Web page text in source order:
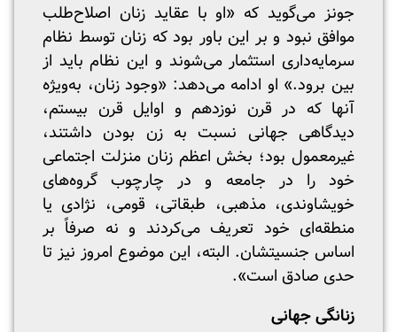
جونز می‌گوید که «او با عقاید زنان اصلاح‌طلب
موافق نبود و بر این باور بود که زنان توسط نظام
سرمایه‌داری استثمار می‌شوند و این نظام باید از
بین برود.» او ادامه می‌دهد: «وجود زنان، به‌ویژه
آنها که در قرن نوزدهم و اوایل قرن بیستم،
دیدگاهی جهانی نسبت به زن بودن داشتند،
غیرمعمول بود؛ بخش اعظم زنان منزلت اجتماعی
خود را در جامعه و در چارچوب گروه‌های
خویشاوندی، مذهبی، طبقاتی، قومی، نژادی یا
منطقه‌ای خود تعریف می‌کردند و نه صرفاً بر
اساس جنسیتشان. البته، این موضوع امروز نیز تا
حدی صادق است».
زنانگی جهانی